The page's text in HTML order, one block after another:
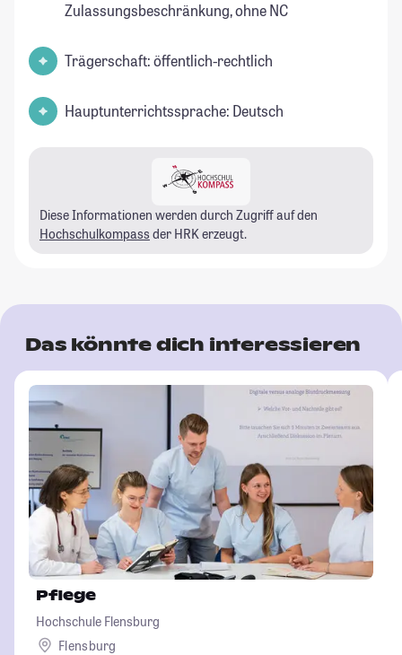
Zulassungsbeschränkung, ohne NC
Trägerschaft: öffentlich-rechtlich
Hauptunterrichtssprache: Deutsch
Diese Informationen werden durch Zugriff auf den
Hochschulkompass der HRK erzeugt.
Das könnte dich interessieren
Pflege
Hochschule Flensburg
Flensburg